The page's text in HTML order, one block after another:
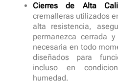
Cierres de Alta
cremalleras utilizados
alta resistencia,
permanezca cerrada
necesaria en todo
diseñados para
incluso en
humedad.